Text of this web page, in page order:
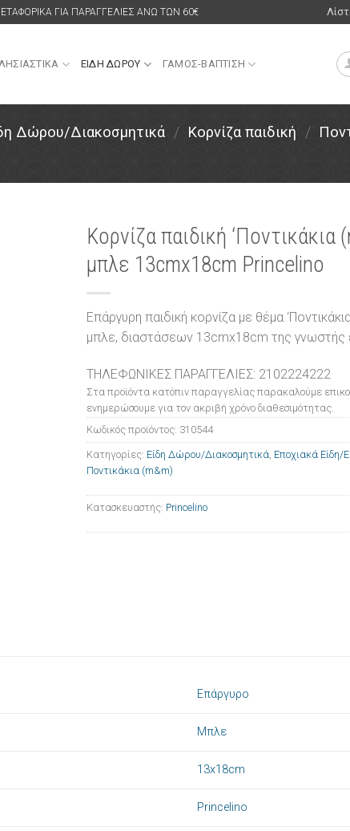
ΓΙΑ ΠΑΡΑΓΓΕΛΙΕΣ ΑΝΩ ΤΩΝ 60€
ΕΙΔΗ ΔΩΡΟΥ ΓΑΜΟΣ-ΒΑΠΤΙΣΗ
Δώρου/Διακοσμητικά / Κορνίζα παιδική /
Κορνίζα παιδική ‘Ποντικάκια
μπλε 13cmx18cm Princelino
Επάργυρη παιδική κορνίζα με θέμα
μπλε, διαστάσεων 13cmx18cm της γνωστής
ΤΗΛΕΦΩΝΙΚΕΣ ΠΑΡΑΓΓΕΛΙΕΣ: 2102224222
Στα προϊόντα κατόπιν παραγγελίας παρακαλούμε
ενημερώσουμε για τον ακριβή χρόνο διαθεσιμότητας.
Κωδικός προϊόντος: 310544
Κατηγορίες: Είδη Δώρου/Διακοσμητικά Εποχιακά Είδη/
Ποντικάκια (m&m)
Κατασκευαστής: Princelino
Επάργυρο
Μπλε
13x18cm
Princelino